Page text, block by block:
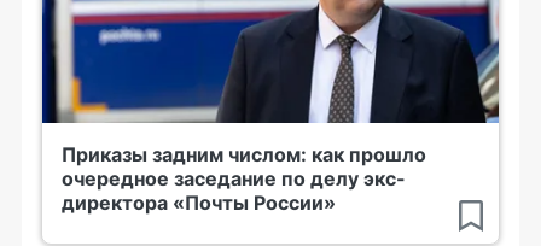
Приказы задним числом: как прошло
очередное заседание по делу экс-
директора «Почты России»